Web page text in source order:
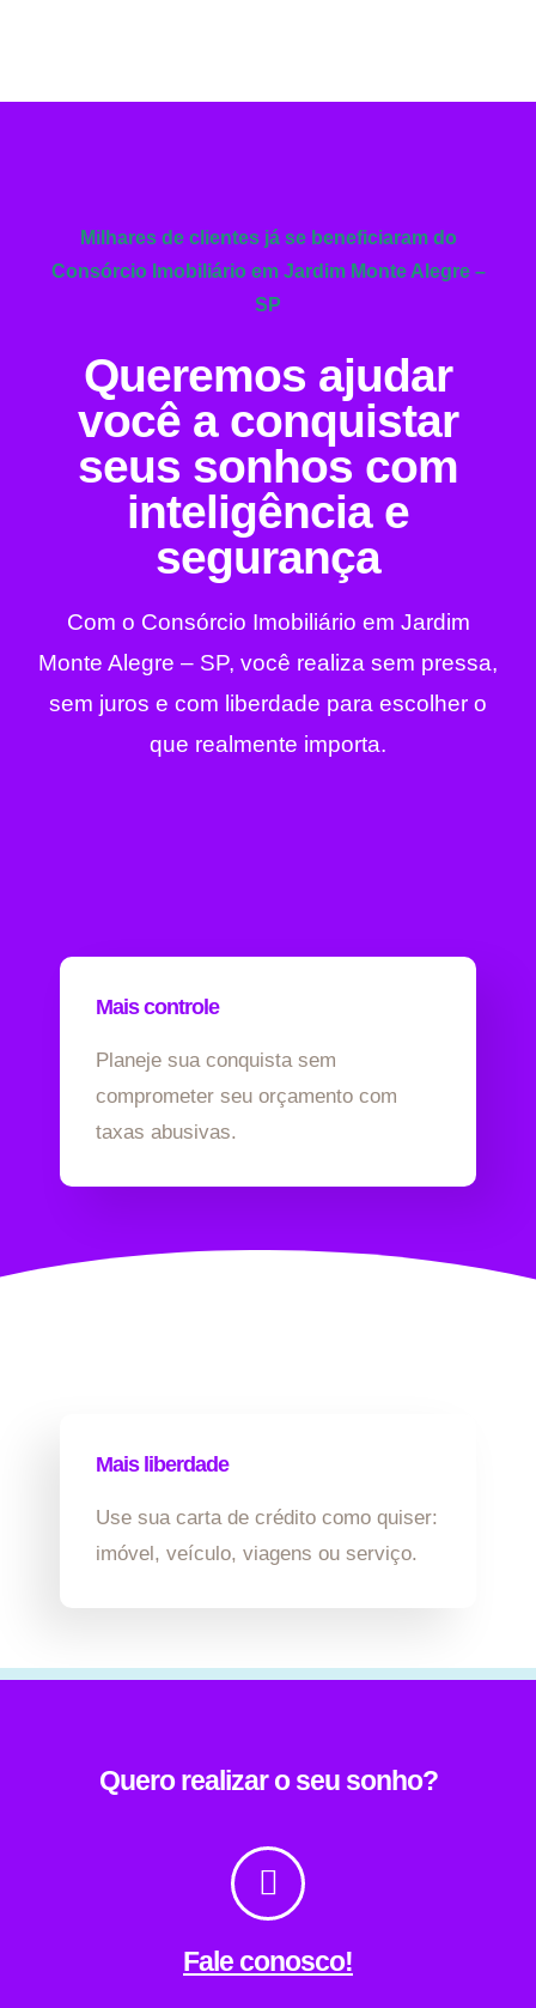
Milhares de clientes já se beneficiaram do
Consórcio Imobiliário em Jardim Monte Alegre –
SP
Queremos ajudar
você a conquistar
seus sonhos com
inteligência e
segurança
Com o Consórcio Imobiliário em Jardim
Monte Alegre – SP, você realiza sem pressa,
sem juros e com liberdade para escolher o
que realmente importa.
Mais controle
Planeje sua conquista sem
comprometer seu orçamento com
taxas abusivas.
Mais liberdade
Use sua carta de crédito como quiser:
imóvel, veículo, viagens ou serviço.
Quero realizar o seu sonho?
Fale conosco!